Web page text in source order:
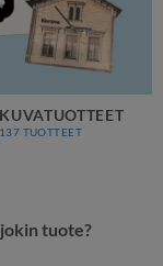
137 TUOTTEET
tuote?